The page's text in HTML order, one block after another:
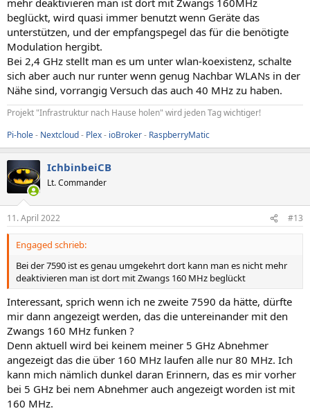
beglückt, wird quasi immer benutzt wenn Geräte das
unterstützen, und der empfangspegel das für die benötigte
Modulation hergibt.
Bei 2,4 GHz stellt man es um unter wlan-koexistenz, schalte
sich aber auch nur runter wenn genug Nachbar WLANs in der
Nähe sind, vorrangig Versuch das auch 40 MHz zu haben.
Projekt "Infrastruktur nach Hause holen" wird jeden Tag wichtiger!
Pi-hole- Nextcloud- Plex- ioBroker- RaspberryMatic
IchbinbeiCB
Lt. Commander
11. April 2022 #13
Engaged schrieb:
Bei der 7590 ist es genau umgekehrt dort kann man es nicht mehr
deaktivieren man ist dort mit Zwangs 160 MHz beglückt
Interessant, sprich wenn ich ne zweite 7590 da hätte, dürfte
mir dann angezeigt werden, das die untereinander mit den
Zwangs 160 MHz funken ?
Denn aktuell wird bei keinem meiner 5 GHz Abnehmer
angezeigt das die über 160 MHz laufen alle nur 80 MHz. Ich
kann mich nämlich dunkel daran Erinnern, das es mir vorher
bei 5 GHz bei nem Abnehmer auch angezeigt worden ist mit
160 MHz.